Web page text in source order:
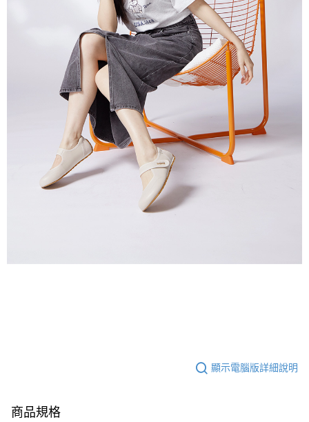
顯示電腦版詳細說明
商品規格